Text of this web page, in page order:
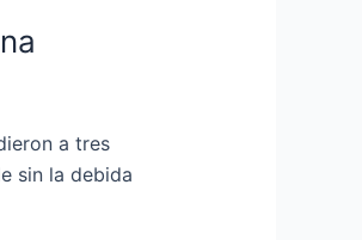
a tres
sin la debida